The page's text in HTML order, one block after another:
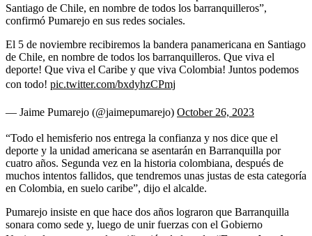
Santiago de Chile, en nombre de todos los barranquilleros”,
confirmó Pumarejo en sus redes sociales.
El 5 de noviembre recibiremos la bandera panamericana en Santiago
de Chile, en nombre de todos los barranquilleros. Que viva el
deporte! Que viva el Caribe y que viva Colombia! Juntos podemos
con todo! pic.twitter.com/bxdyhzCPmj
— Jaime Pumarejo (@jaimepumarejo) October 26, 2023
“Todo el hemisferio nos entrega la confianza y nos dice que el
deporte y la unidad americana se asentarán en Barranquilla por
cuatro años. Segunda vez en la historia colombiana, después de
muchos intentos fallidos, que tendremos unas justas de esta categoría
en Colombia, en suelo caribe”, dijo el alcalde.
Pumarejo insiste en que hace dos años lograron que Barranquilla
sonara como sede y, luego de unir fuerzas con el Gobierno